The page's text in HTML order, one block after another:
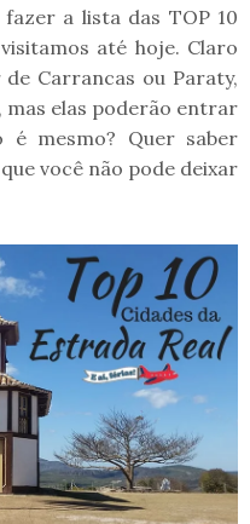
a lista das TOP 10
até hoje. Claro
Carrancas ou Paraty,
mas elas poderão entrar
é mesmo? Quer saber
você não pode deixar